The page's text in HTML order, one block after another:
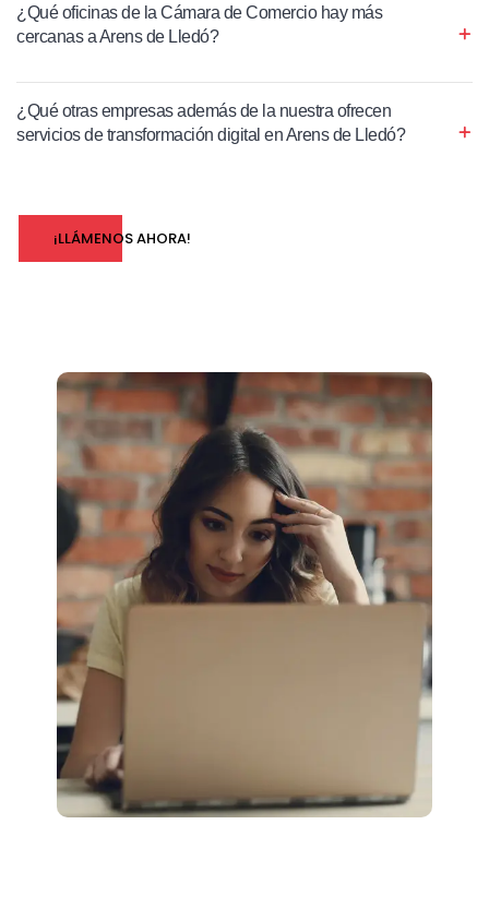
¿Qué oficinas de la Cámara de Comercio hay más
cercanas a Arens de Lledó?
¿Qué otras empresas además de la nuestra ofrecen
servicios de transformación digital en Arens de Lledó?
¡LLÁMENOS AHORA!